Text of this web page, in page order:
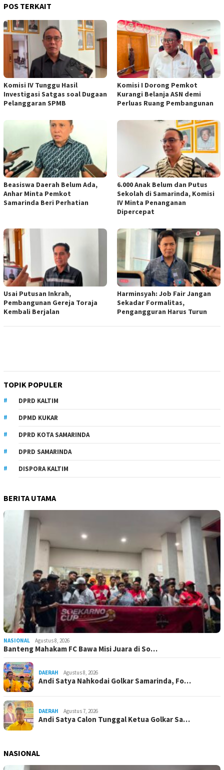
POS TERKAIT
Komisi IV Tunggu Hasil
Investigasi Satgas soal Dugaan
Pelanggaran SPMB
Komisi I Dorong Pemkot
Kurangi Belanja ASN demi
Perluas Ruang Pembangunan
Beasiswa Daerah Belum Ada,
Anhar Minta Pemkot
Samarinda Beri Perhatian
6.000 Anak Belum dan Putus
Sekolah di Samarinda, Komisi
IV Minta Penanganan
Dipercepat
Usai Putusan Inkrah,
Pembangunan Gereja Toraja
Kembali Berjalan
Harminsyah: Job Fair Jangan
Sekadar Formalitas,
Pengangguran Harus Turun
TOPIK POPULER
DPRD KALTIM
DPMD KUKAR
DPRD KOTA SAMARINDA
DPRD SAMARINDA
DISPORA KALTIM
BERITA UTAMA
NASIONAL Agustus 8, 2026
Banteng Mahakam FC Bawa Misi Juara di So…
DAERAH Agustus 8, 2026
Andi Satya Nahkodai Golkar Samarinda, Fo…
DAERAH Agustus 7, 2026
Andi Satya Calon Tunggal Ketua Golkar Sa…
NASIONAL